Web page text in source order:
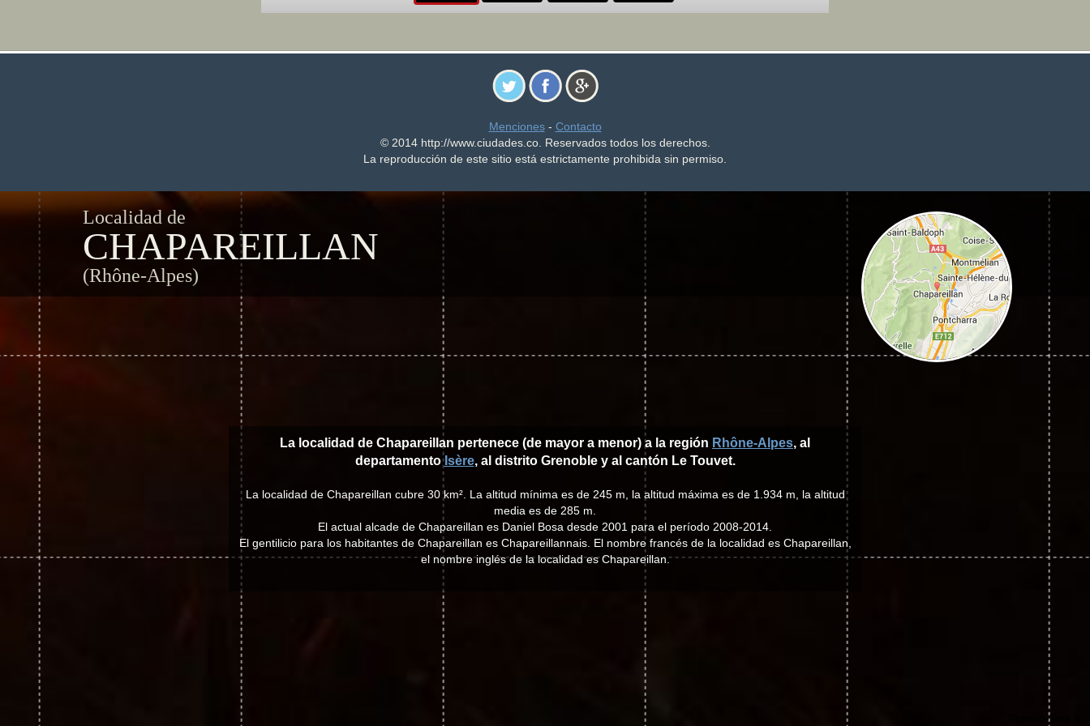
Menciones- Contacto
© 2014 http://www.ciudades.co. Reservados todos los derechos.
La reproducción de este sitio está estrictamente prohibida sin permiso.
Localidad de
CHAPAREILLAN
(Rhône-Alpes)
La localidad de Chapareillan pertenece (de mayor a menor) a la región Rhône-Alpes, al
departamentoIsère, al distrito Grenoble y al cantón Le Touvet.
La localidad de Chapareillan cubre 30 km². La altitud mínima es de 245 m, la altitud máxima es de 1.934 m, la altitud
media es de 285 m.
El actual alcade de Chapareillan es Daniel Bosa desde 2001 para el período 2008-2014.
El gentilicio para los habitantes de Chapareillan es Chapareillannais. El nombre francés de la localidad es Chapareillan,
el nombre inglés de la localidad es Chapareillan.
©photo-libre.fr